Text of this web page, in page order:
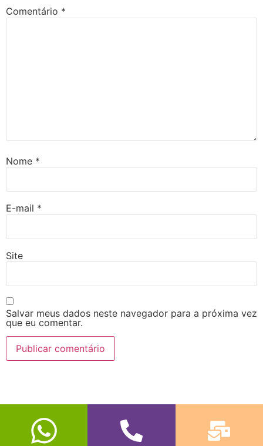
Comentário *
Nome *
E-mail *
Site
Salvar meus dados neste navegador para a próxima vez
que eu comentar.